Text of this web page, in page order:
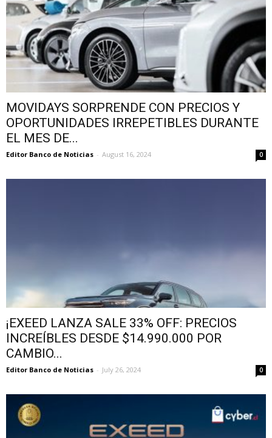
MOVIDAYS SORPRENDE CON PRECIOS Y
OPORTUNIDADES IRREPETIBLES DURANTE
EL MES DE...
Editor Banco de Noticias - August 16, 2024 0
¡EXEED LANZA SALE 33% OFF: PRECIOS
INCREÍBLES DESDE $14.990.000 POR
CAMBIO...
Editor Banco de Noticias - July 26, 2024 0